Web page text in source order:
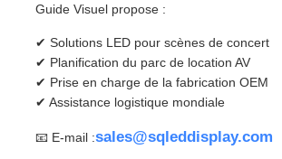
Guide Visuel propose :
✔ Solutions LED pour scènes de concert
✔ Planification du parc de location AV
✔ Prise en charge de la fabrication OEM
✔ Assistance logistique mondiale
📧 E-mail :sales@sqleddisplay.com